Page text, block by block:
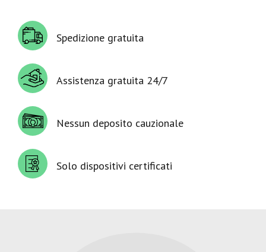
Spedizione gratuita
Assistenza gratuita 24/7
Nessun deposito cauzionale
Solo dispositivi certificati